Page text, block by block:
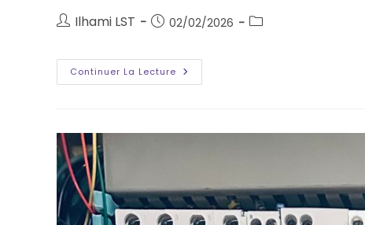
Ilhami LST 02/02/2026
Continuer La Lecture